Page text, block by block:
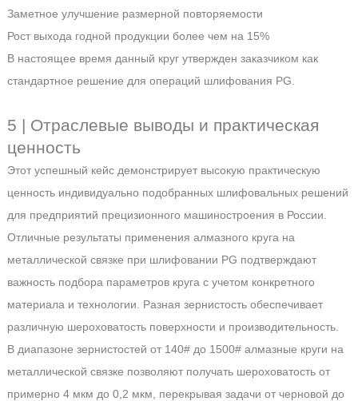
Заметное улучшение размерной повторяемости
Рост выхода годной продукции более чем на 15%
В настоящее время данный круг утвержден заказчиком как
стандартное решение для операций шлифования PG.
5 | Отраслевые выводы и практическая
ценность
Этот успешный кейс демонстрирует высокую практическую
ценность индивидуально подобранных шлифовальных решений
для предприятий прецизионного машиностроения в России.
Отличные результаты применения алмазного круга на
металлической связке при шлифовании PG подтверждают
важность подбора параметров круга с учетом конкретного
материала и технологии. Разная зернистость обеспечивает
различную шероховатость поверхности и производительность.
В диапазоне зернистостей от 140# до 1500# алмазные круги на
металлической связке позволяют получать шероховатость от
примерно 4 мкм до 0,2 мкм, перекрывая задачи от черновой до